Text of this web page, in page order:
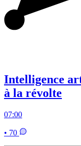
Intelligence
à la révolte
07:00
• 70